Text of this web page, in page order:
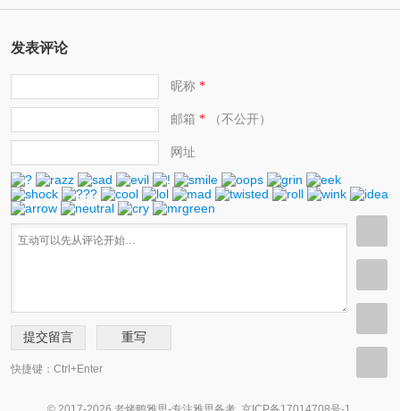
发表评论
昵称*
邮箱 *（不公开）
网址
快捷键：Ctrl+Enter